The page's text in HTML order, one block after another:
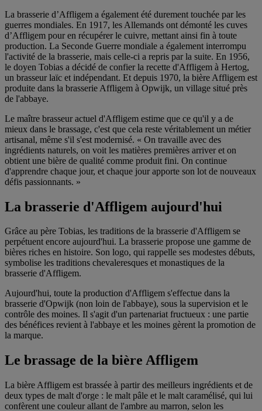
La brasserie d’Affligem a également été durement touchée par les
guerres mondiales. En 1917, les Allemands ont démonté les cuves
d’Affligem pour en récupérer le cuivre, mettant ainsi fin à toute
production. La Seconde Guerre mondiale a également interrompu
l'activité de la brasserie, mais celle-ci a repris par la suite. En 1956,
le doyen Tobias a décidé de confier la recette d'Affligem à Hertog,
un brasseur laïc et indépendant. Et depuis 1970, la bière Affligem est
produite dans la brasserie Affligem à Opwijk, un village situé près
de l'abbaye.
Le maître brasseur actuel d'Affligem estime que ce qu'il y a de
mieux dans le brassage, c'est que cela reste véritablement un métier
artisanal, même s'il s'est modernisé. « On travaille avec des
ingrédients naturels, on voit les matières premières arriver et on
obtient une bière de qualité comme produit fini. On continue
d'apprendre chaque jour, et chaque jour apporte son lot de nouveaux
défis passionnants. »
La brasserie d'Affligem aujourd'hui
Grâce au père Tobias, les traditions de la brasserie d'Affligem se
perpétuent encore aujourd'hui. La brasserie propose une gamme de
bières riches en histoire. Son logo, qui rappelle ses modestes débuts,
symbolise les traditions chevaleresques et monastiques de la
brasserie d'Affligem.
Aujourd'hui, toute la production d'Affligem s'effectue dans la
brasserie d'Opwijk (non loin de l'abbaye), sous la supervision et le
contrôle des moines. Il s'agit d'un partenariat fructueux : une partie
des bénéfices revient à l'abbaye et les moines gèrent la promotion de
la marque.
Le brassage de la bière Affligem
La bière Affligem est brassée à partir des meilleurs ingrédients et de
deux types de malt d'orge : le malt pâle et le malt caramélisé, qui lui
confèrent une couleur allant de l'ambre au marron, selon les